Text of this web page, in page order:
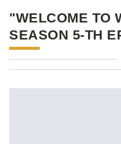
"WELCOME TO
SEASON 5-TH